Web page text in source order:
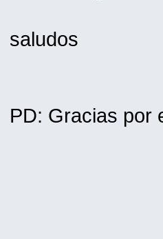
saludos
PD: Gracias por